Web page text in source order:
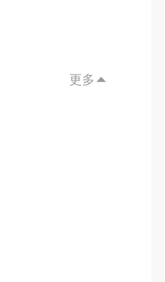
更多 